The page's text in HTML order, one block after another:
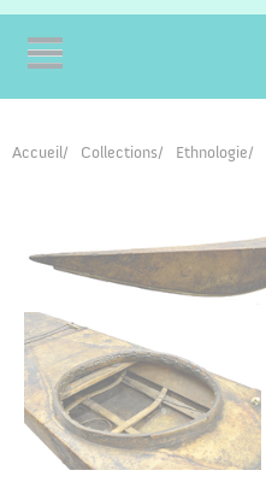
Accueil Collections Ethnologie